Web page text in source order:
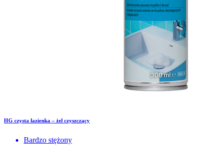
HG czysta łazienka – żel czyszczący
Bardzo stężony